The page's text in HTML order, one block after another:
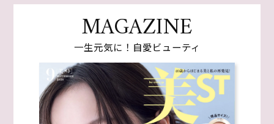
MAGAZINE
一生元気に！自愛ビューティ